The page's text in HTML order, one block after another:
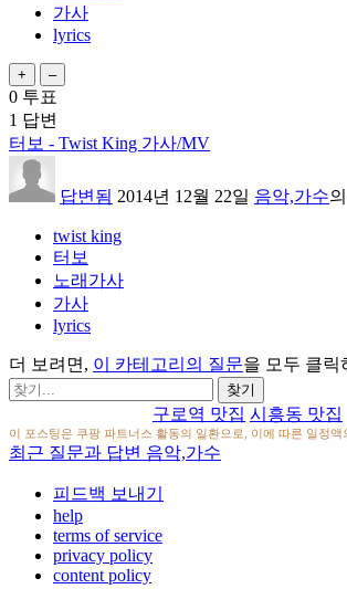
가사
lyrics
0 투표
1 답변
터보 - Twist King 가사/MV
답변됨 2014년 12월 22일 음악,가수의
twist king
터보
노래가사
가사
lyrics
더 보려면, 이 카테고리의 질문을 모두 클릭
구로역 맛집 시흥동 맛집
이 포스팅은 쿠팡 파트너스 활동의 일환으로, 이에 따른 일정액
최근 질문과 답변 음악,가수
피드백 보내기
help
terms of service
privacy policy
content policy